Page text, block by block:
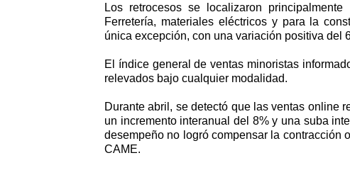
Los retrocesos se localizaron
Ferretería, materiales eléctricos y para la
única excepción, con una variación positiva del
El índice general de ventas minoristas
relevados bajo cualquier modalidad.
Durante abril, se detectó que las ventas online
un incremento interanual del 8% y una suba
desempeño no logró compensar la contracción
CAME.